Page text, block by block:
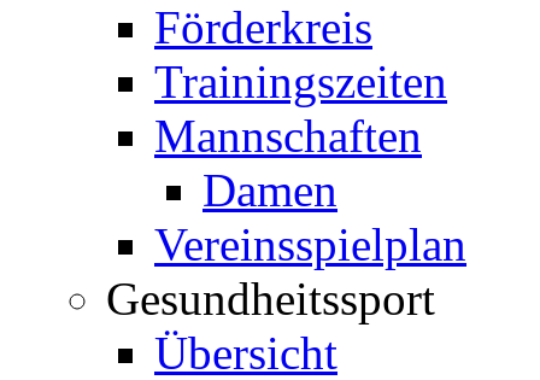
Förderkreis
Trainingszeiten
Mannschaften
Damen
Vereinsspielplan
Gesundheitssport
Übersicht